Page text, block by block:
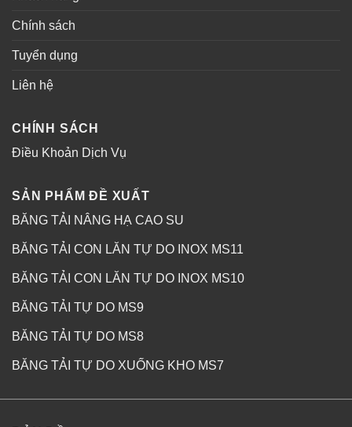
Chính sách
Tuyển dụng
Liên hệ
CHÍNH SÁCH
Điều Khoản Dịch Vụ
SẢN PHẨM ĐỀ XUẤT
BĂNG TẢI NÂNG HẠ CAO SU
BĂNG TẢI CON LĂN TỰ DO INOX MS11
BĂNG TẢI CON LĂN TỰ DO INOX MS10
BĂNG TẢI TỰ DO MS9
BĂNG TẢI TỰ DO MS8
BĂNG TẢI TỰ DO XUỐNG KHO MS7